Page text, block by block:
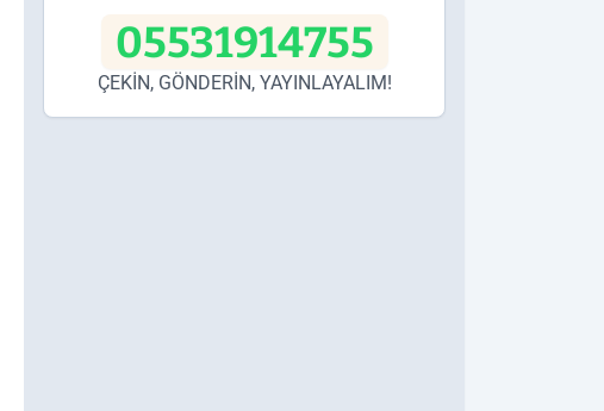
05531914755
ÇEKİN, GÖNDERİN, YAYINLAYALIM!